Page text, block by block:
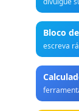
Bloco
escreva